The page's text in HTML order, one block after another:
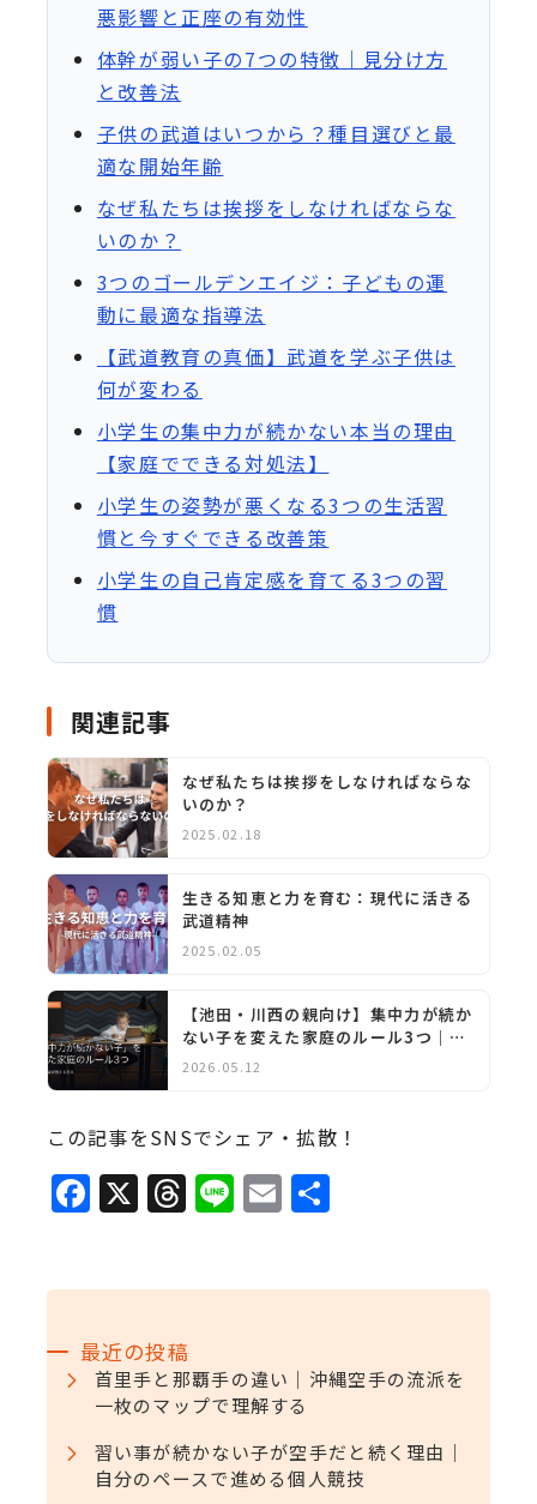
悪影響と正座の有効性
体幹が弱い子の7つの特徴｜見分け方
と改善法
子供の武道はいつから？種目選びと最
適な開始年齢
なぜ私たちは挨拶をしなければならな
いのか？
3つのゴールデンエイジ：子どもの運
動に最適な指導法
【武道教育の真価】武道を学ぶ子供は
何が変わる
小学生の集中力が続かない本当の理由
【家庭でできる対処法】
小学生の姿勢が悪くなる3つの生活習
慣と今すぐできる改善策
小学生の自己肯定感を育てる3つの習
慣
関連記事
なぜ私たちは挨拶をしなければならな
いのか？
2025.02.18
生きる知恵と力を育む：現代に活きる
武道精神
2025.02.05
【池田・川西の親向け】集中力が続か
ない子を変えた家庭のルール3つ｜脳
科学×武道
2026.05.12
この記事をSNSでシェア・拡散！
F
b
o
o
k
X T
a
d
s
Li E 共
最近の投稿
首里手と那覇手の違い｜沖縄空手の流派を
一枚のマップで理解する
習い事が続かない子が空手だと続く理由｜
自分のペースで進める個人競技